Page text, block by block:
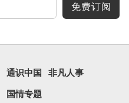
免费订阅
通识中国 非凡人事
国情专题